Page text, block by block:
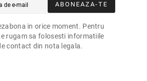
ABONEAZA-TE
in orice moment. Pentru
rugam sa folosesti informatiile
contact din nota legala.